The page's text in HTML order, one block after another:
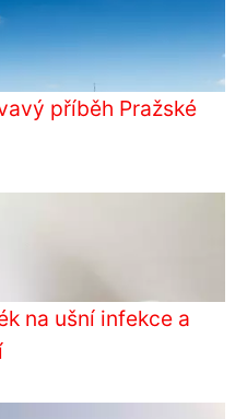
příběh Pražské
na ušní infekce a